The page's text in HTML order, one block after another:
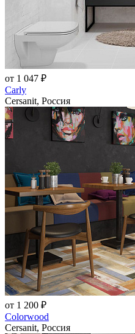
от 1 047 ₽
Carly
Cersanit, Россия
от 1 200 ₽
Colorwood
Cersanit, Россия